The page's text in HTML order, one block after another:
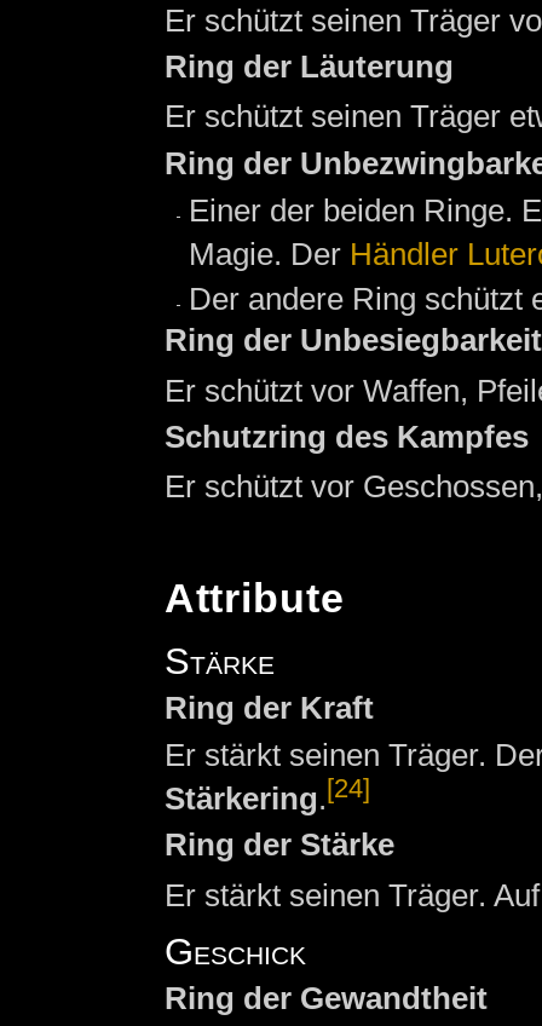
Er schützt seinen Träger
Ring der Läuterung
Er schützt seinen Träger
Ring der
Einer der beiden Ringe.
Magie. Der Händler
Der andere Ring schützt
Ring der Unbesiegbarkeit
Er schützt vor Waffen,
Schutzring des Kampfes
Er schützt vor
Attribute
Stärke
Ring der Kraft
Er stärkt seinen Träger.
Stärkering.[24]
Ring der Stärke
Er stärkt seinen Träger.
Geschick
Ring der Gewandtheit